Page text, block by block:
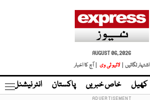
AUGUST 06, 2026
اشتہار لگائیں |
لائیو ٹی وی | آج کا اخبار
کھیل خاص خبریں پاکستان انٹر نیشنل